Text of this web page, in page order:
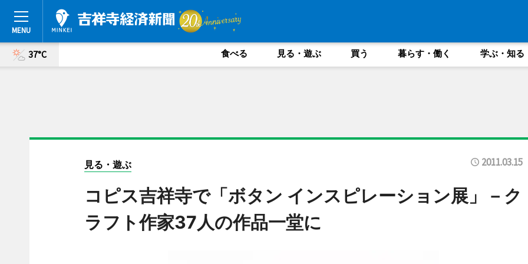
37°C 食べる 見る・遊ぶ 買う 暮らす・働く 学ぶ・知る
見る・遊ぶ 2011.03.15
コピス吉祥寺で「ボタン インスピレーション展」－ク
ラフト作家37人の作品一堂に